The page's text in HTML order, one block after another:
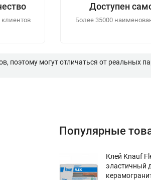
Доступен
Более 35000
поэтому могут отличаться от реальных
Популярные
Клей Knauf
эластичный